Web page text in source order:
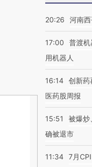
20:26 河南
17:00
普渡
用机器人
16:14 创新药
医药股周报
15:51
被爆炒
确被退市
11:34 7月